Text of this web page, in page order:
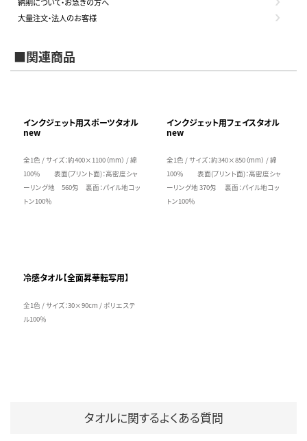
納期について・お急ぎの方へ
大量注文・法人のお客様
■関連商品
インクジェット用スポーツタオル
new
全1色 / サイズ：約400×1100（mm） / 綿
100％ 表面(プリント面)：高密度シャ
ーリング地 560匁 裏面：パイル地コッ
トン100％
インクジェット用フェイスタオル
new
全1色 / サイズ：約340×850（mm） / 綿
100％ 表面(プリント面)：高密度シャ
ーリング地 370匁 裏面：パイル地コッ
トン100％
冷感タオル【全面昇華転写用】
全1色 / サイズ：30×90cm / ポリエステ
ル100％
タオルに関するよくある質問